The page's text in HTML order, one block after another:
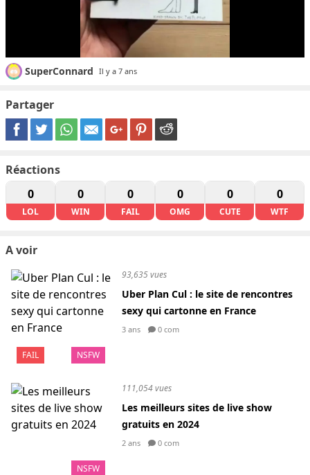
SuperConnard Il y a 7 ans
Partager
Réactions
0
LOL
0
WIN
0
FAIL
0
OMG
0
CUTE
0
WTF
A voir
FAIL NSFW
93,635 vues
Uber Plan Cul : le site de rencontres
sexy qui cartonne en France
3 ans 0 com
NSFW
111,054 vues
Les meilleurs sites de live show
gratuits en 2024
2 ans 0 com